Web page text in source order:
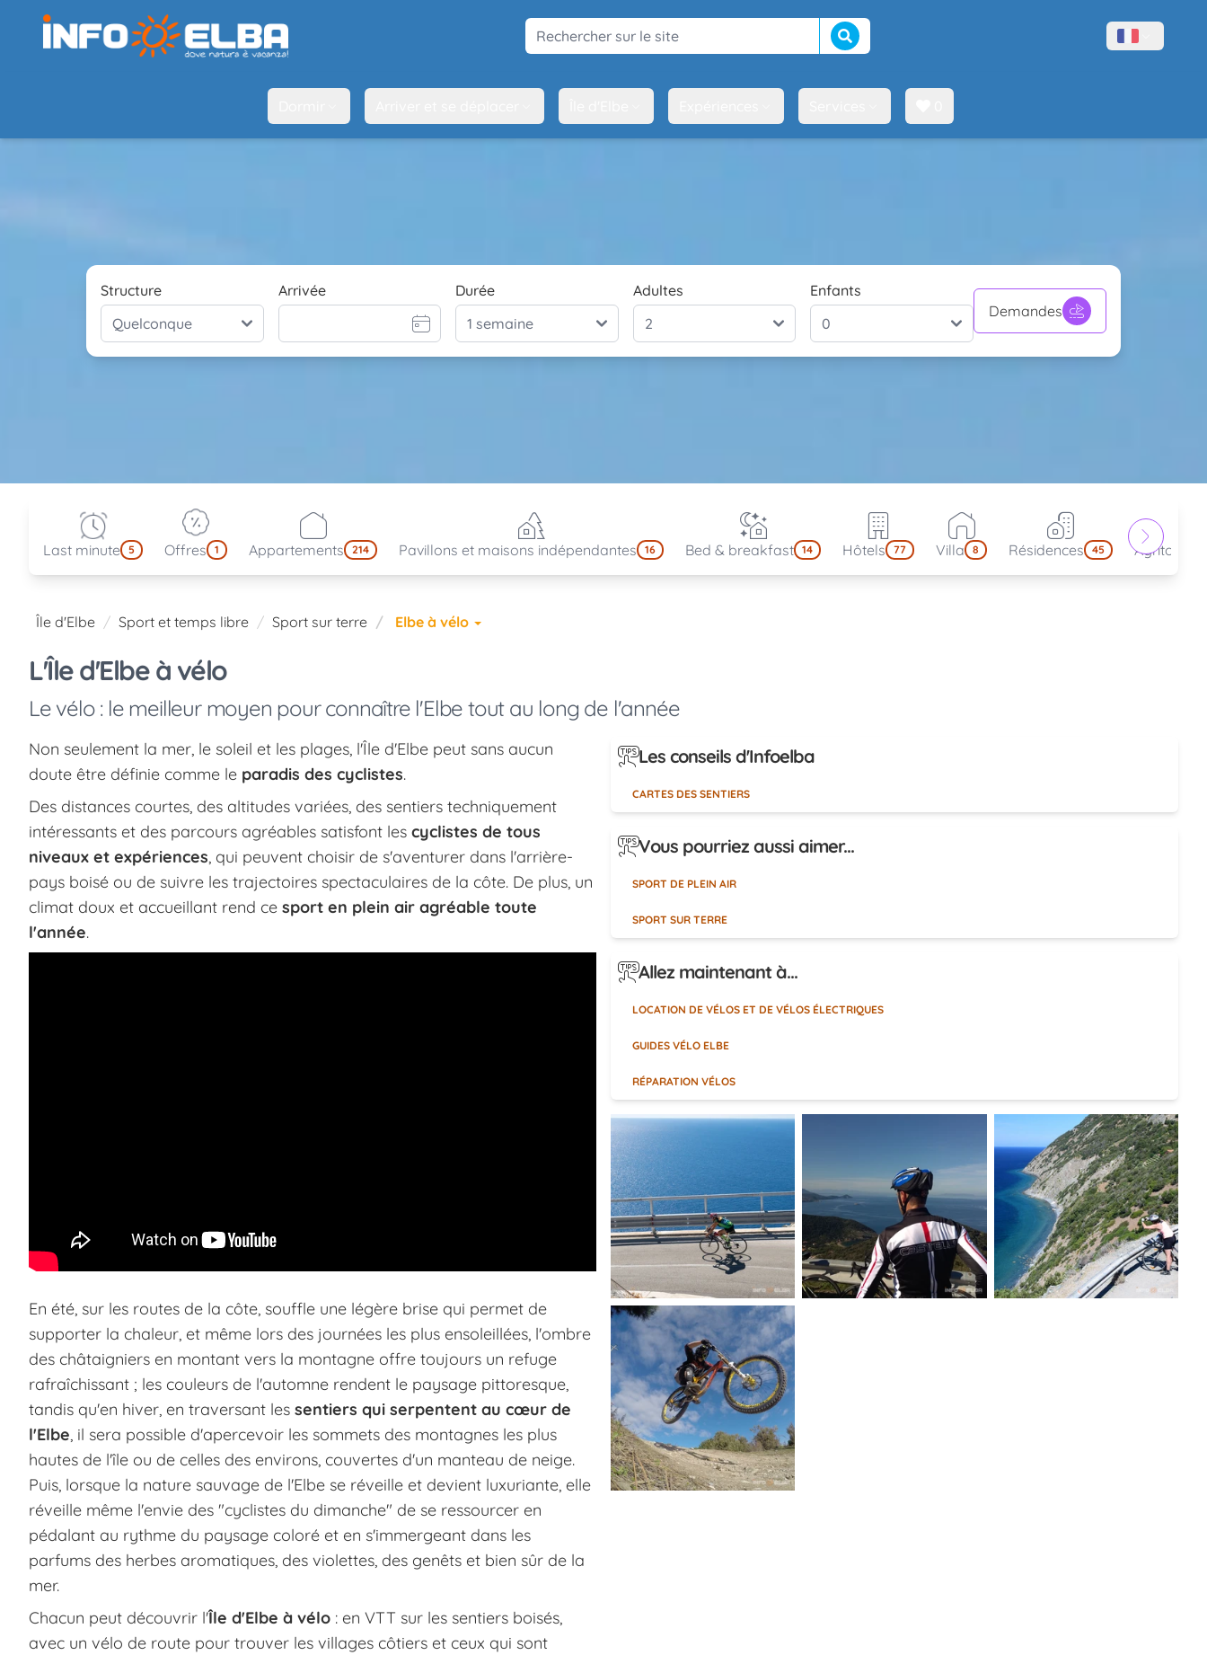
Rechercher sur le site Lancer la recherche Menù lingue
Structure Arrivée Durée Adultes
Enfants
Demandes
Last minute 5 Offres 1 Appartements 214 Pavillons et maisons indépendantes 16 Bed & breakfast 14 Hôtels 77 Villa 8 Résidences 45
Île d'Elbe Sport et temps libre Sport sur terre Elbe à vélo
L'Île d'Elbe à vélo
Le vélo : le meilleur moyen pour connaître l'Elbe tout au long de l'année
Non seulement la mer, le soleil et les plages, l'Île d'Elbe peut sans aucun
doute être définie comme le paradis des cyclistes.
Des distances courtes, des altitudes variées, des sentiers techniquement
intéressants et des parcours agréables satisfont les cyclistes de tous
niveaux et expériences, qui peuvent choisir de s'aventurer dans l'arrière-
pays boisé ou de suivre les trajectoires spectaculaires de la côte. De plus, un
climat doux et accueillant rend ce sport en plein air agréable toute
l'année.
En été, sur les routes de la côte, souffle une légère brise qui permet de
supporter la chaleur, et même lors des journées les plus ensoleillées, l'ombre
des châtaigniers en montant vers la montagne offre toujours un refuge
rafraîchissant ; les couleurs de l'automne rendent le paysage pittoresque,
tandis qu'en hiver, en traversant les sentiers qui serpentent au cœur de
l'Elbe, il sera possible d'apercevoir les sommets des montagnes les plus
hautes de l'île ou de celles des environs, couvertes d'un manteau de neige.
Puis, lorsque la nature sauvage de l'Elbe se réveille et devient luxuriante, elle
réveille même l'envie des "cyclistes du dimanche" de se ressourcer en
pédalant au rythme du paysage coloré et en s'immergeant dans les
parfums des herbes aromatiques, des violettes, des genêts et bien sûr de la
mer.
Chacun peut découvrir l'Île d'Elbe à vélo : en VTT sur les sentiers boisés,
avec un vélo de route pour trouver les villages côtiers et ceux qui sont
Les conseils d'Infoelba
CARTES DES SENTIERS
Vous pourriez aussi aimer...
SPORT DE PLEIN AIR
SPORT SUR TERRE
Allez maintenant à...
LOCATION DE VÉLOS ET DE VÉLOS ÉLECTRIQUES
GUIDES VÉLO ELBE
RÉPARATION VÉLOS